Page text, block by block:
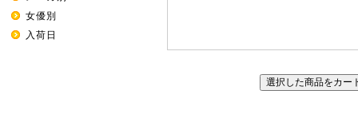
女優別
入荷日